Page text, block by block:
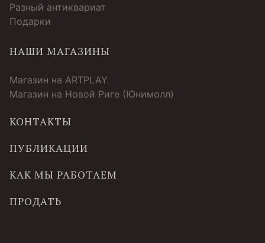
Разный антиквариат
Подарки
НАШИ МАГАЗИНЫ
Магазин на ARTPLAY
Магазин на Новой Риге (Юнимолл)
КОНТАКТЫ
ПУБЛИКАЦИИ
КАК МЫ РАБОТАЕМ
ПРОДАТЬ